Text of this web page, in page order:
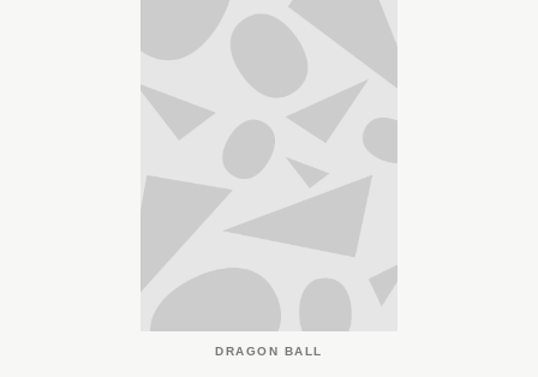
DRAGON BALL